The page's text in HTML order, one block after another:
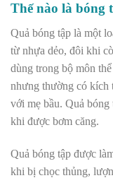
Thế nào là bóng
Quả bóng tập là một
từ nhựa dẻo, đôi khi
dùng trong bộ môn
nhưng thường có kích
với mẹ bầu. Quả bóng
khi được bơm căng.
Quả bóng tập được
khi bị chọc thủng,